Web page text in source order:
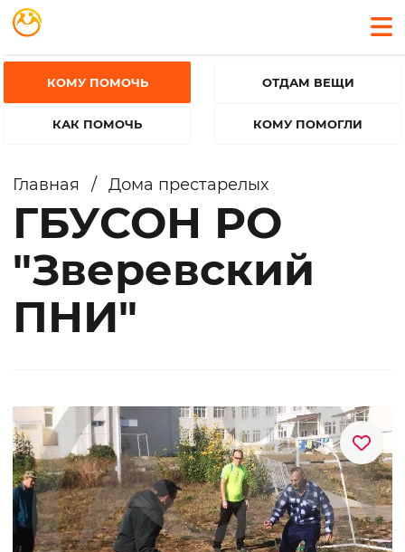
КОМУ ПОМОЧЬ
КАК ПОМОЧЬ
ОТДАМ ВЕЩИ
КОМУ ПОМОГЛИ
Главная / Дома престарелых
ГБУСОН РО
"Зверевский
ПНИ"